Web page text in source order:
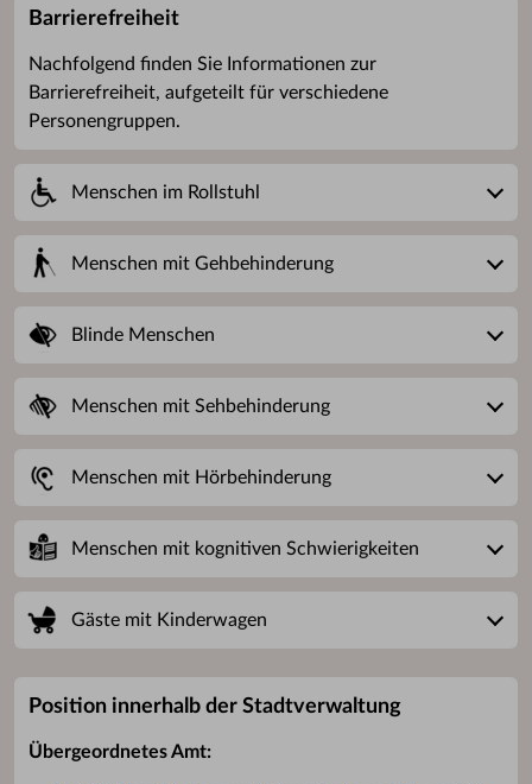
Barrierefreiheit
Nachfolgend finden Sie Informationen zur
Barrierefreiheit, aufgeteilt für verschiedene
Personengruppen.
Menschen im Rollstuhl
Menschen mit Gehbehinderung
Blinde Menschen
Menschen mit Sehbehinderung
Menschen mit Hörbehinderung
Menschen mit kognitiven Schwierigkeiten
Gäste mit Kinderwagen
Position innerhalb der Stadtverwaltung
Übergeordnetes Amt: